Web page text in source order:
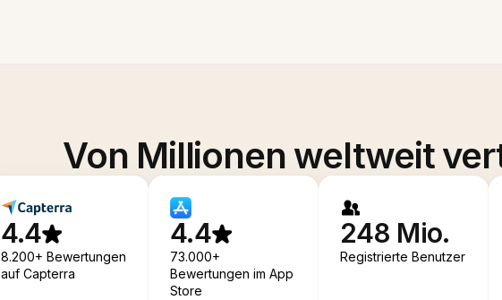
Von Millionen weltweit
4.4
8.200+ Bewertungen
auf Capterra
4.4
73.000+
Bewertungen im App
Store
248 Mio.
Registrierte Benutzer